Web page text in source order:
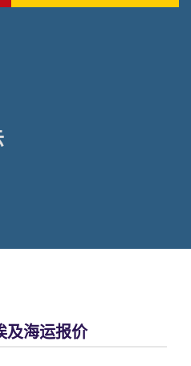
及海运报价